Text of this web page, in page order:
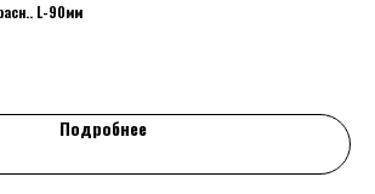
L-90мм
Подробнее